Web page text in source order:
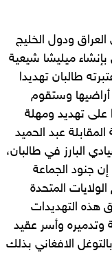
ودول الخليج
ميليشا شيعية
طالبان تهديدا
وستقوم
على تهديد ومهلة
عبد الحميد
البارز في طالبان،
جنود الجماعة
المتحدة
التهديدات
وأسر عقيد
الافغاني بذلك